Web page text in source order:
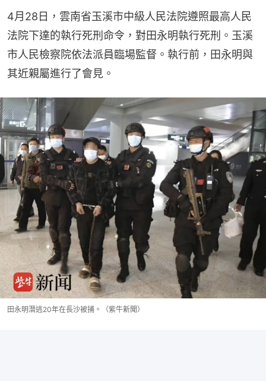
4月28日，雲南省玉溪市中級人民法院遵照最高人民
法院下達的執行死刑命令，對田永明執行死刑。玉溪
市人民檢察院依法派員臨場監督。執行前，田永明與
其近親屬進行了會見。
田永明潛逃20年在長沙被捕。（紫牛新聞）